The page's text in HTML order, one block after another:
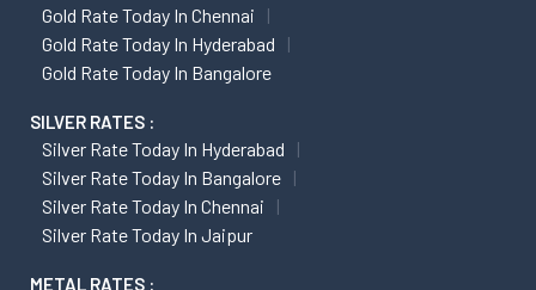
Gold Rate Today In Chennai
Gold Rate Today In Hyderabad
Gold Rate Today In Bangalore
SILVER RATES :
Silver Rate Today In Hyderabad
Silver Rate Today In Bangalore
Silver Rate Today In Chennai
Silver Rate Today In Jaipur
METAL RATES :